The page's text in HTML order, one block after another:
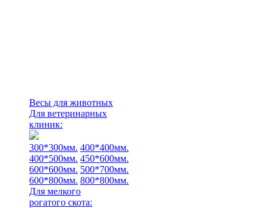
Весы для животных
Для ветеринарных
клиник:
300*300мм. 400*400мм.
400*500мм. 450*600мм.
600*600мм. 500*700мм.
600*800мм. 800*800мм.
Для мелкого
рогатого скота: